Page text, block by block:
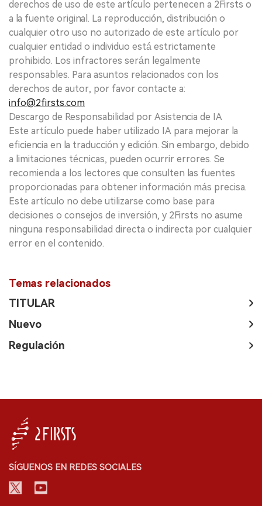
derechos de uso de este artículo pertenecen a 2Firsts o
a la fuente original. La reproducción, distribución o
cualquier otro uso no autorizado de este artículo por
cualquier entidad o individuo está estrictamente
prohibido. Los infractores serán legalmente
responsables. Para asuntos relacionados con los
derechos de autor, por favor contacte a:
info@2firsts.com
Descargo de Responsabilidad por Asistencia de IA
Este artículo puede haber utilizado IA para mejorar la
eficiencia en la traducción y edición. Sin embargo, debido
a limitaciones técnicas, pueden ocurrir errores. Se
recomienda a los lectores que consulten las fuentes
proporcionadas para obtener información más precisa.
Este artículo no debe utilizarse como base para
decisiones o consejos de inversión, y 2Firsts no asume
ninguna responsabilidad directa o indirecta por cualquier
error en el contenido.
Temas relacionados
TITULAR
Nuevo
Regulación
SÍGUENOS EN REDES SOCIALES